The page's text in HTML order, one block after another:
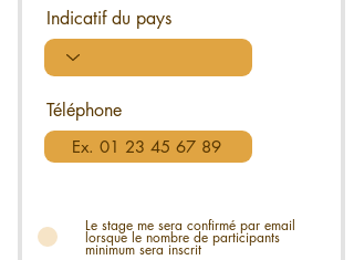
Indicatif du pays
Téléphone
Le stage me sera confirmé par email
lorsque le nombre de participants
minimum sera inscrit